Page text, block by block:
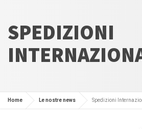
SPEDIZIONI
Home Le nostre news Spedizioni